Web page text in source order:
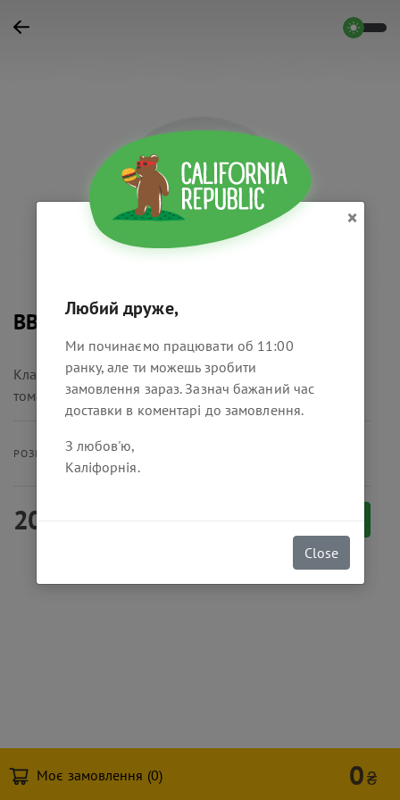
×
Любий друже,
Ми починаємо працювати об 11:00
ранку, але ти можешь зробити
замовлення зараз. Зазнач бажаний час
доставки в коментарі до замовлення.
З любов'ю,
Каліфорнія.
Close
BBQ
Класичний томатний соус на основі яблучного пюре ,
томатів та спецій , із копченими нотками
РОЗМІР ПОРЦІЇ 40 г
20
Моє замовлення (0) 0₴